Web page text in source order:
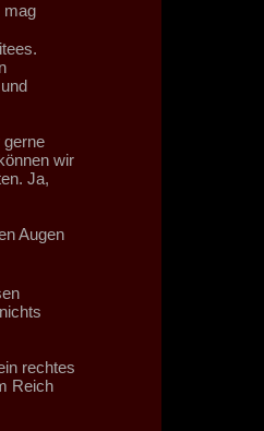
mag
wir
Ja,
Augen
rechtes
Reich